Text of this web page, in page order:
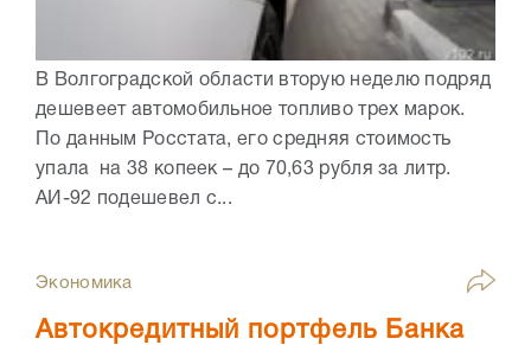
В Волгоградской области вторую неделю подряд
дешевеет автомобильное топливо трех марок.
По данным Росстата, его средняя стоимость
упала на 38 копеек – до 70,63 рубля за литр.
АИ-92 подешевел с...
Экономика
Автокредитный портфель Банка